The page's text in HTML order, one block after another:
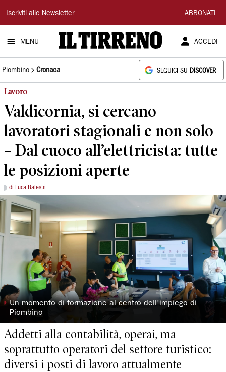
Il
Tirreno
Iscriviti alle Newsletter ABBONATI
MENU ACCEDI
Piombino Cronaca SEGUICI SU DISCOVER
Lavoro
Valdicornia, si cercano
lavoratori stagionali e non solo
– Dal cuoco all’elettricista: tutte
le posizioni aperte
di Luca Balestri
◗Un momento di formazione al centro dell’impiego di
Piombino
Addetti alla contabilità, operai, ma
soprattutto operatori del settore turistico:
diversi i posti di lavoro attualmente